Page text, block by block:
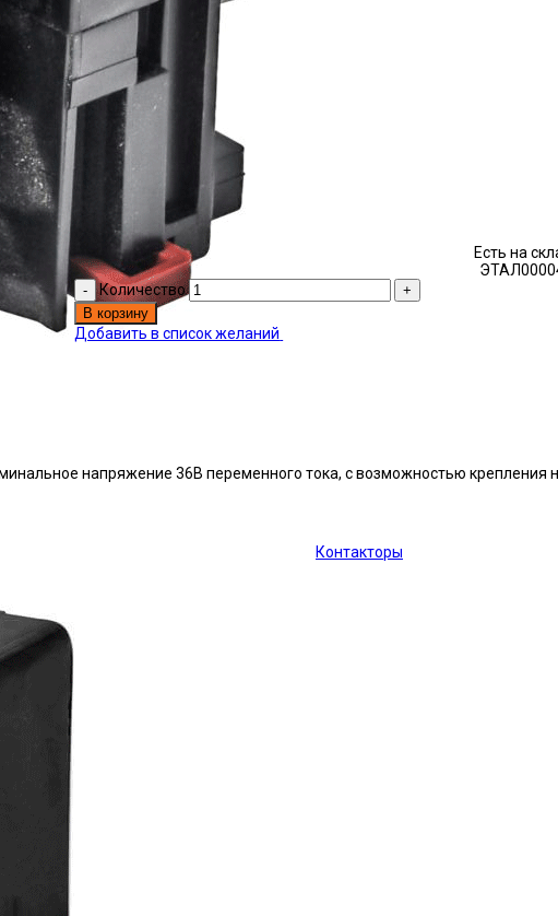
Контакторы
Есть на
Количество
В корзину
Добавить в список желаний
напряжение 36В переменного тока, с возможностью крепления